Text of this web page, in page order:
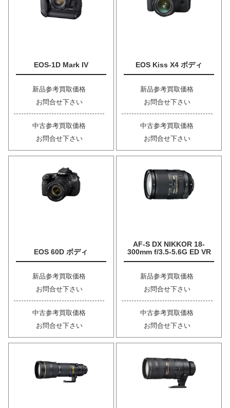
EOS-1D Mark IV
新品参考買取価格
お問合せ下さい
中古参考買取価格
お問合せ下さい
EOS Kiss X4 ボディ
新品参考買取価格
お問合せ下さい
中古参考買取価格
お問合せ下さい
EOS 60D ボディ
新品参考買取価格
お問合せ下さい
中古参考買取価格
お問合せ下さい
AF-S DX NIKKOR 18-
300mm f/3.5-5.6G ED VR
新品参考買取価格
お問合せ下さい
中古参考買取価格
お問合せ下さい